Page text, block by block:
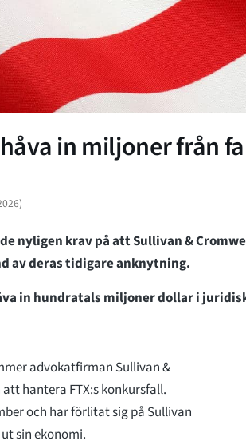
in miljoner från
)
nyligen krav på att Sullivan &
av deras tidigare anknytning.
in hundratals miljoner dollar i
advokatfirman Sullivan &
hantera FTX:s konkursfall.
och har förlitat sig på Sullivan
sin ekonomi.